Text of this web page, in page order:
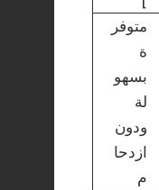
متوفر
ة
بسهو
لة
ودون
ازدحا
م